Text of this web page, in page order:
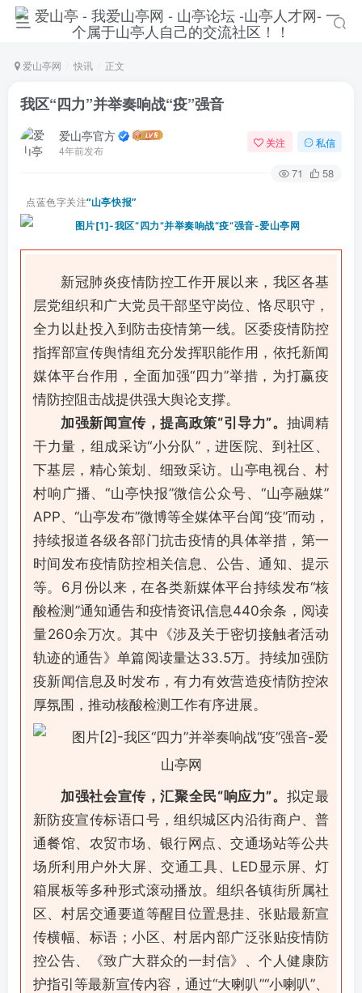
爱山亭网 快讯 正文
我区“四力”并举奏响战“疫”强音
爱山亭官方
4年前发布
关注 私信
71 58
点蓝色字关注“山亭快报”
新冠肺炎疫情防控工作开展以来，我区各基
层党组织和广大党员干部坚守岗位、恪尽职守，
全力以赴投入到防击疫情第一线。区委疫情防控
指挥部宣传舆情组充分发挥职能作用，依托新闻
媒体平台作用，全面加强“四力”举措，为打赢疫
情防控阻击战提供强大舆论支撑。
加强新闻宣传，提高政策“引导力”。 抽调精
干力量，组成采访“小分队”，进医院、到社区、
下基层，精心策划、细致采访。山亭电视台、村
村响广播、“山亭快报”微信公众号、“山亭融媒”
APP、“山亭发布”微博等全媒体平台闻“疫”而动，
持续报道各级各部门抗击疫情的具体举措，第一
时间发布疫情防控相关信息、公告、通知、提示
等。6月份以来，在各类新媒体平台持续发布“核
酸检测”通知通告和疫情资讯信息440余条，阅读
量260余万次。其中《涉及关于密切接触者活动
轨迹的通告》单篇阅读量达33.5万。持续加强防
疫新闻信息及时发布，有力有效营造疫情防控浓
厚氛围，推动核酸检测工作有序进展。
加强社会宣传，汇聚全民“响应力”。 拟定最
新防疫宣传标语口号，组织城区内沿街商户、普
通餐馆、农贸市场、银行网点、交通场站等公共
场所利用户外大屏、交通工具、LED显示屏、灯
箱展板等多种形式滚动播放。组织各镇街所属社
区、村居交通要道等醒目位置悬挂、张贴最新宣
传横幅、标语；小区、村居内部广泛张贴疫情防
控公告、《致广大群众的一封信》、个人健康防
护指引等最新宣传内容，通过“大喇叭”“小喇叭”、